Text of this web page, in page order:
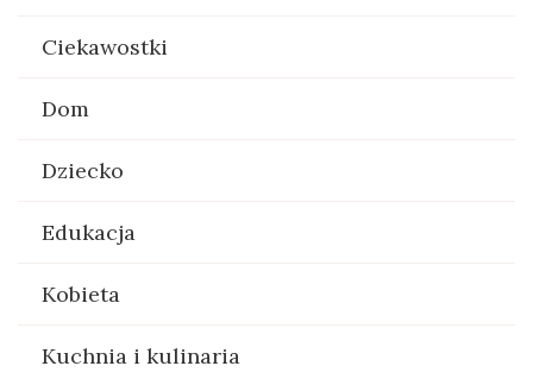
Ciekawostki
Dom
Dziecko
Edukacja
Kobieta
Kuchnia i kulinaria